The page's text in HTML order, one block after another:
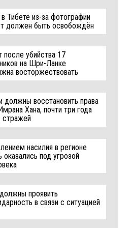
Тибете из-за фотографии
должен быть освобождён
после убийства 17
на Шри-Ланке
восторжествовать
должны восстановить права
Хана, почти три года
стражей
насилия в регионе
под угрозой
проявить
в связи с ситуацией